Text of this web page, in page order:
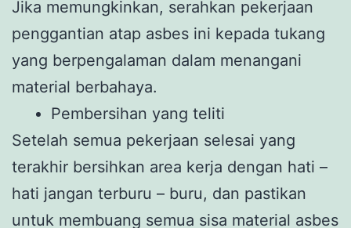
Jika memungkinkan, serahkan pekerjaan
penggantian atap asbes ini kepada tukang
yang berpengalaman dalam menangani
material berbahaya.
Pembersihan yang teliti
Setelah semua pekerjaan selesai yang
terakhir bersihkan area kerja dengan hati –
hati jangan terburu – buru, dan pastikan
untuk membuang semua sisa material asbes